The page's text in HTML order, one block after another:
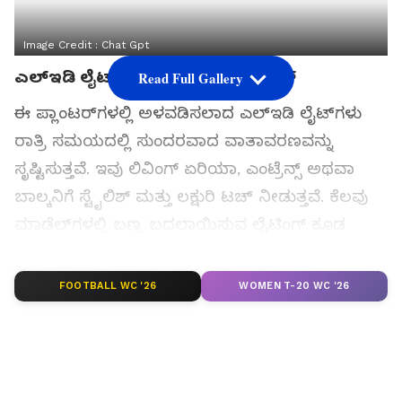
Image Credit :Chat Gpt
ಎಲ್‌ಇಡಿ ಲೈಟ್ ಇರುವ ಸ್ಮಾರ್ಟ್ ಪ್ಲಾಂಟರ್
ಈ ಪ್ಲಾಂಟರ್‌ಗಳಲ್ಲಿ ಅಳವಡಿಸಲಾದ ಎಲ್‌ಇಡಿ ಲೈಟ್‌ಗಳು
ರಾತ್ರಿ ಸಮಯದಲ್ಲಿ ಸುಂದರವಾದ ವಾತಾವರಣವನ್ನು
ಸೃಷ್ಟಿಸುತ್ತವೆ. ಇವು ಲಿವಿಂಗ್ ಏರಿಯಾ, ಎಂಟ್ರೆನ್ಸ್ ಅಥವಾ
ಬಾಲ್ಕನಿಗೆ ಸ್ಟೈಲಿಶ್ ಮತ್ತು ಲಕ್ಷುರಿ ಟಚ್ ನೀಡುತ್ತವೆ. ಕೆಲವು
ಆಕರ್ಷಕವಾಗುತ್ತದೆ.
Read Full Gallery
FOOTBALL WC '26 WOMEN T-20 WC '26